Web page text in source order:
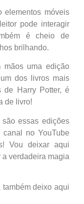
elementos móveis
pode interagir
é cheio de
brilhando.
mãos uma edição
dos livros mais
de Harry Potter, é
de livro!
essas edições
no YouTube
Vou deixar aqui
verdadeira magia
deixo aqui